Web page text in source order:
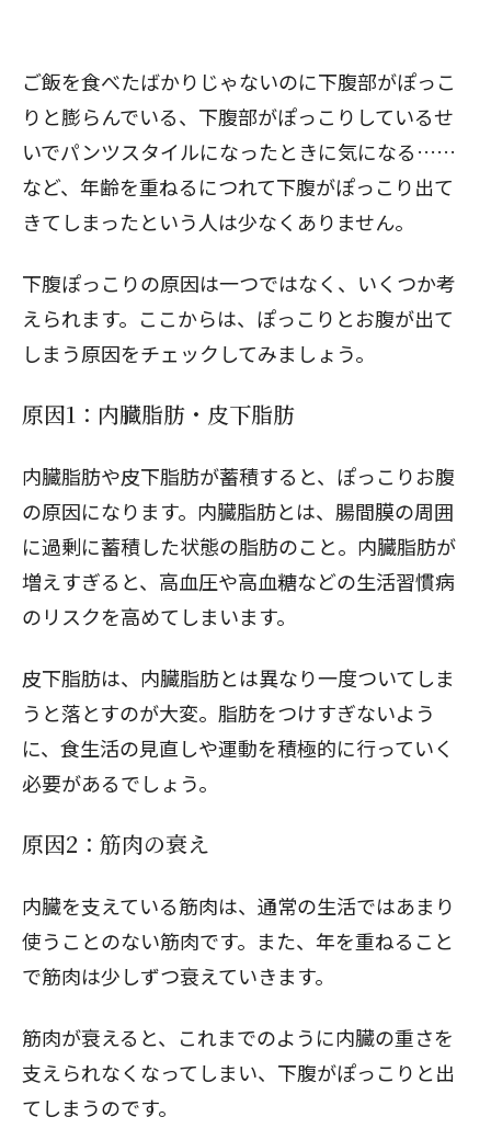
ご飯を食べたばかりじゃないのに下腹部がぽっこ
りと膨らんでいる、下腹部がぽっこりしているせ
いでパンツスタイルになったときに気になる……
など、年齢を重ねるにつれて下腹がぽっこり出て
きてしまったという人は少なくありません。
下腹ぽっこりの原因は一つではなく、いくつか考
えられます。ここからは、ぽっこりとお腹が出て
しまう原因をチェックしてみましょう。
原因1：内臓脂肪・皮下脂肪
内臓脂肪や皮下脂肪が蓄積すると、 ぽっこりお腹
の原因になります。内臓脂肪とは、腸間膜の周囲
に過剰に蓄積した状態の脂肪のこと。内臓脂肪が
増えすぎると、高血圧や高血糖などの生活習慣病
のリスクを高めてしまいます。
皮下脂肪は、内臓脂肪とは異なり一度ついてしま
うと落とすのが大変。脂肪をつけすぎないよう
に、食生活の見直しや運動を積極的に行っていく
必要があるでしょう。
原因2：筋肉の衰え
内臓を支えている筋肉は、通常の生活ではあまり
使うことのない筋肉です。また、年を重ねること
で筋肉は少しずつ衰えていきます。
筋肉が衰えると、これまでのように内臓の重さを
支えられなくなってしまい、下腹がぽっこりと出
てしまうのです。